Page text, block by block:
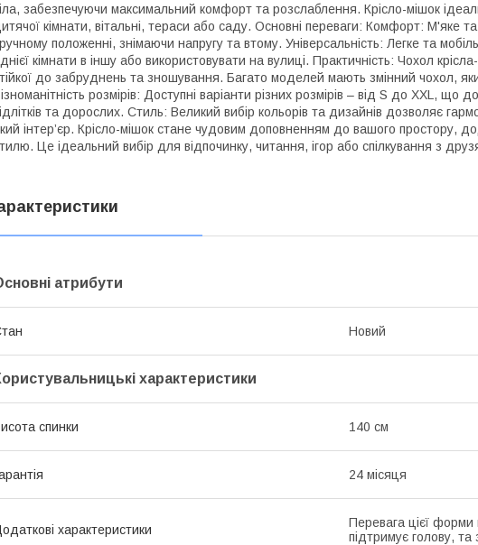
забезпечуючи максимальний комфорт та розслаблення. Крісло-мішок
кімнати, вітальні, тераси або саду. Основні переваги: Комфорт: М'яке
положенні, знімаючи напругу та втому. Універсальність: Легке та
кімнати в іншу або використовувати на вулиці. Практичність: Чохол
до забруднень та зношування. Багато моделей мають змінний чохол,
розмірів: Доступні варіанти різних розмірів – від S до XXL, що
та дорослих. Стиль: Великий вибір кольорів та дизайнів дозволяє
інтер’єр. Крісло-мішок стане чудовим доповненням до вашого простору,
Це ідеальний вибір для відпочинку, читання, ігор або спілкування з
атрибути
Новий
характеристики
спинки 140 см
24 місяця
характеристики
Перевага цієї форми
підтримує голову,